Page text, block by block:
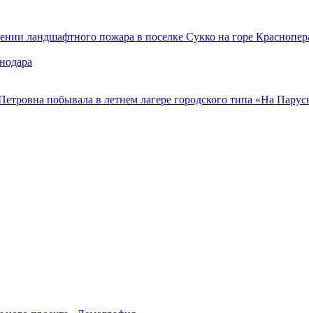
ландшафтного пожара в поселке Сукко на горе
побывала в летнем лагере городского типа «На